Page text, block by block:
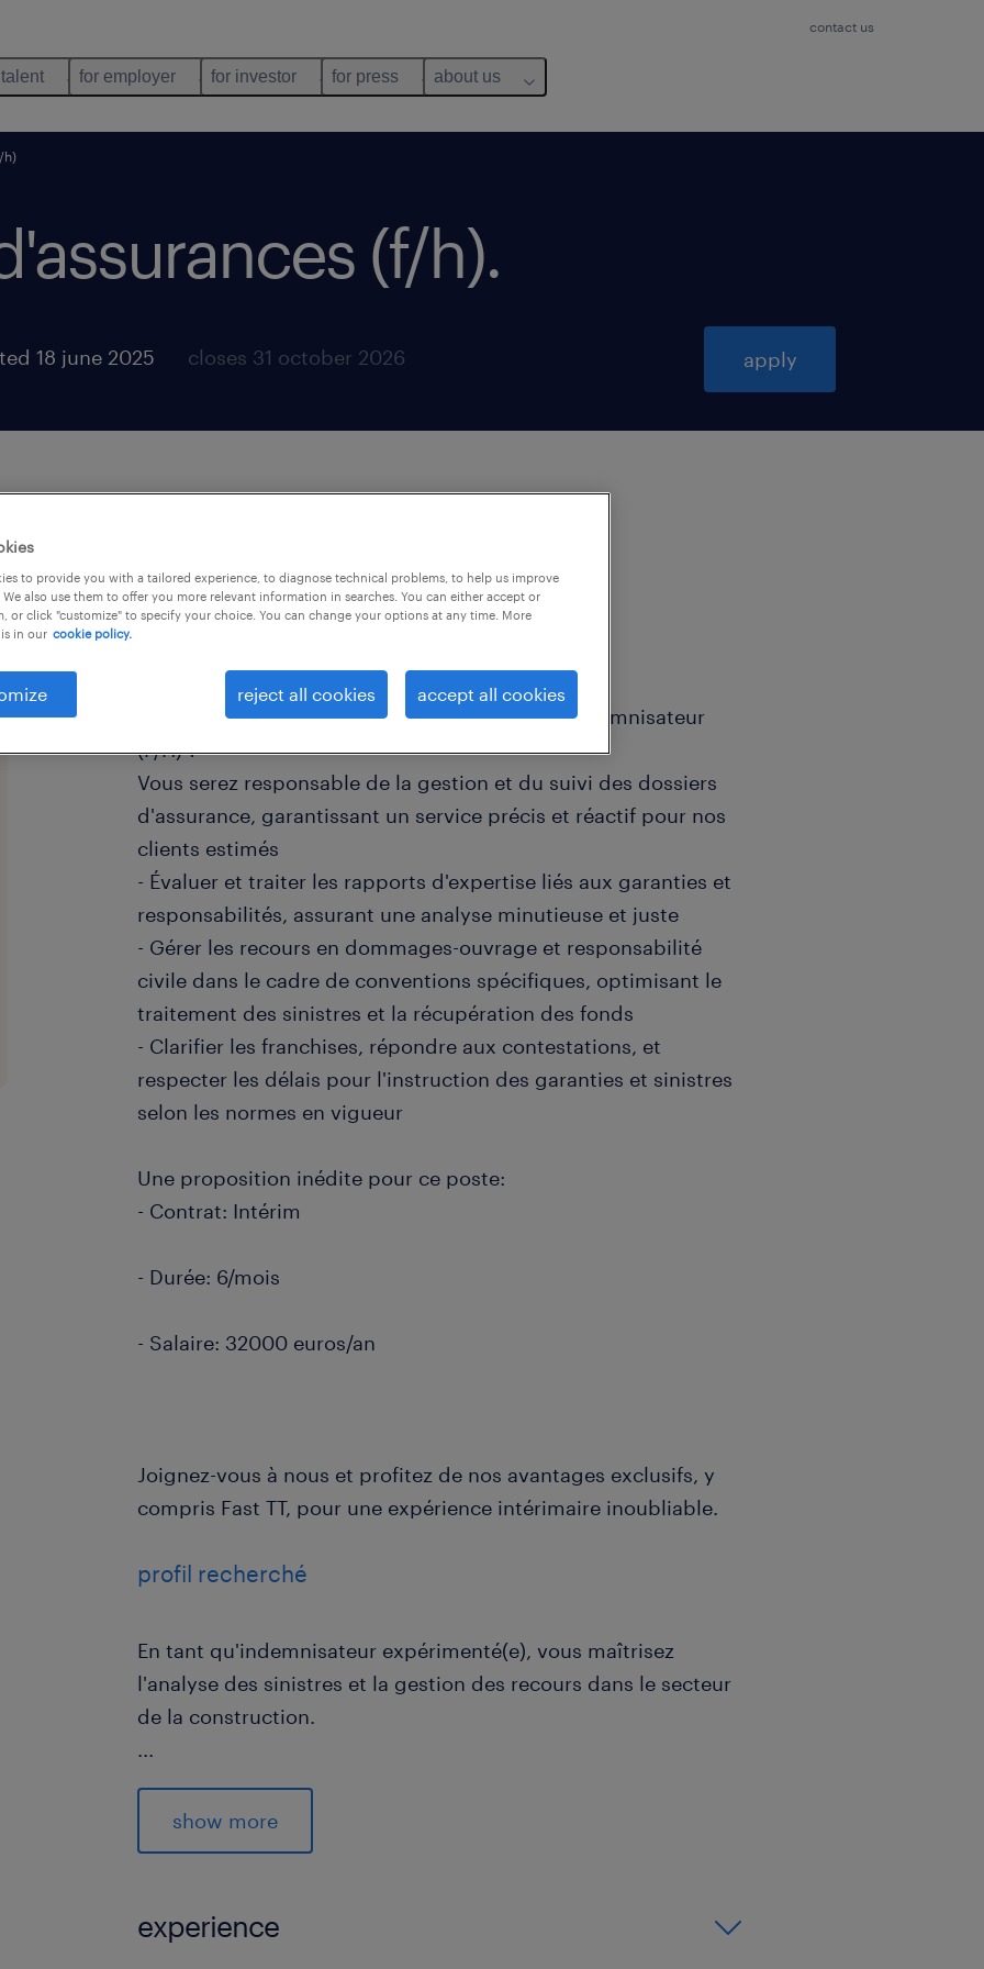
contact us
for employer for investor for press about us
h)
(f/h).
18 june 2025 closes 31 october 2026 apply
Prêt(e) à dynamiser votre carrière en tant qu' Indemnisateur
(F/H) ?
Vous serez responsable de la gestion et du suivi des dossiers
d'assurance, garantissant un service précis et réactif pour nos
clients estimés
- Évaluer et traiter les rapports d'expertise liés aux garanties et
responsabilités, assurant une analyse minutieuse et juste
- Gérer les recours en dommages-ouvrage et responsabilité
civile dans le cadre de conventions spécifiques, optimisant le
traitement des sinistres et la récupération des fonds
- Clarifier les franchises, répondre aux contestations, et
respecter les délais pour l'instruction des garanties et sinistres
selon les normes en vigueur
Une proposition inédite pour ce poste:
- Contrat: Intérim
- Durée: 6/mois
- Salaire: 32000 euros/an
Joignez-vous à nous et profitez de nos avantages exclusifs, y
compris Fast TT, pour une expérience intérimaire inoubliable.
profil recherché
En tant qu'indemnisateur expérimenté(e), vous maîtrisez
l'analyse des sinistres et la gestion des recours dans le secteur
de la construction.
...
- Expérience démontrée en gestion de sinistres CRAC et recours
construction
- Compétences en communication orale et écrite essentielles
- Formation en Assurance, idéalement avec un Diplôme d'Etat
en Gestion d'Assurances
show more
experience
to provide you with a tailored experience, to diagnose technical problems, to help us improve
also use them to offer you more relevant information in searches. You can either accept or
or click "customize" to specify your choice. You can change your options at any time. More
in our cookie policy.
reject all cookies accept all cookies